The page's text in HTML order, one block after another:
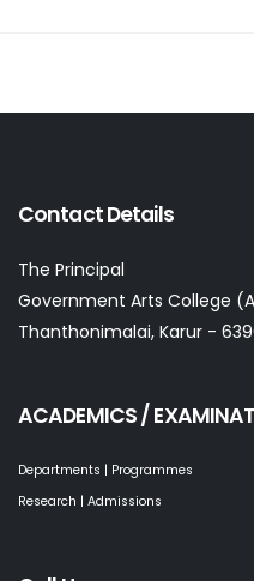
Contact Details
The Principal
Government Arts College
Thanthonimalai, Karur -
ACADEMICS /
Departments | Programmes
Research | Admissions